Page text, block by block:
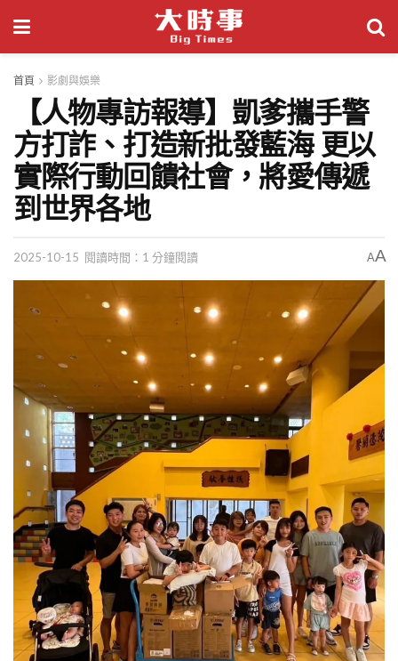
首頁 影劇與娛樂
【人物專訪報導】凱爹攜手警
方打詐、打造新批發藍海 更以
實際行動回饋社會，將愛傳遞
到世界各地
2025-10-15 閱讀時間：1 分鐘閱讀 AA